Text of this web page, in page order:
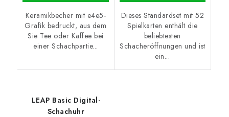
Keramikbecher mit e4e5-
Grafik bedruckt, aus dem
Sie Tee oder Kaffee bei
einer Schachpartie...
Dieses Standardset mit 52
Spielkarten enthält die
beliebtesten
Schacheröffnungen und ist
ein...
LEAP Basic Digital-
Schachuhr